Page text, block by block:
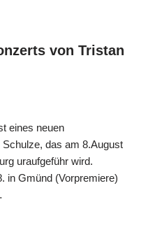
von Tristan
eines neuen
das am 8.August
uraufgeführ wird.
in Gmünd (Vorpremiere)